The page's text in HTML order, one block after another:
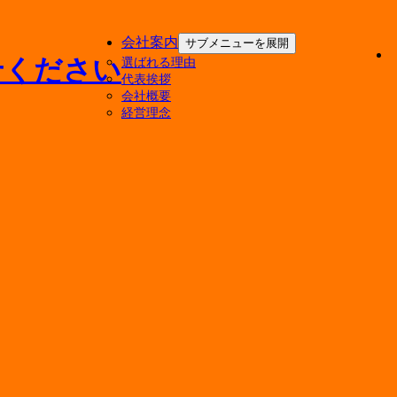
会社案内 サブメニューを展開
選ばれる理由
代表挨拶
会社概要
経営理念